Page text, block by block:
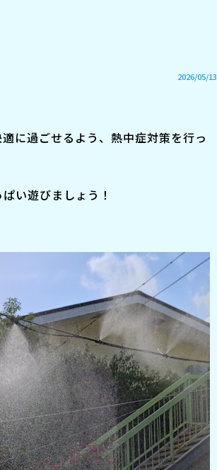
2026/05/13
に過ごせるよう、熱中症対策を行っ
い遊びましょう！